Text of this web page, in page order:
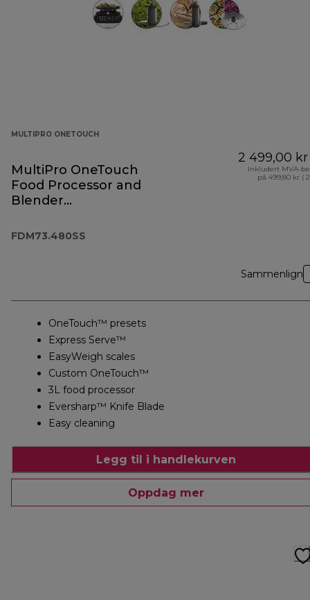
MULTIPRO ONETOUCH
MultiPro OneTouch
Food Processor and
Blender
FDM73.480SS
2 499,00 kr
Inkludert MVA-
på 499,80 kr (
Sammenlign
OneTouch™ presets
Express Serve™
EasyWeigh scales
Custom OneTouch™
3L food processor
Eversharp™ Knife Blade
Easy cleaning
Legg til i handlekurven
Oppdag mer